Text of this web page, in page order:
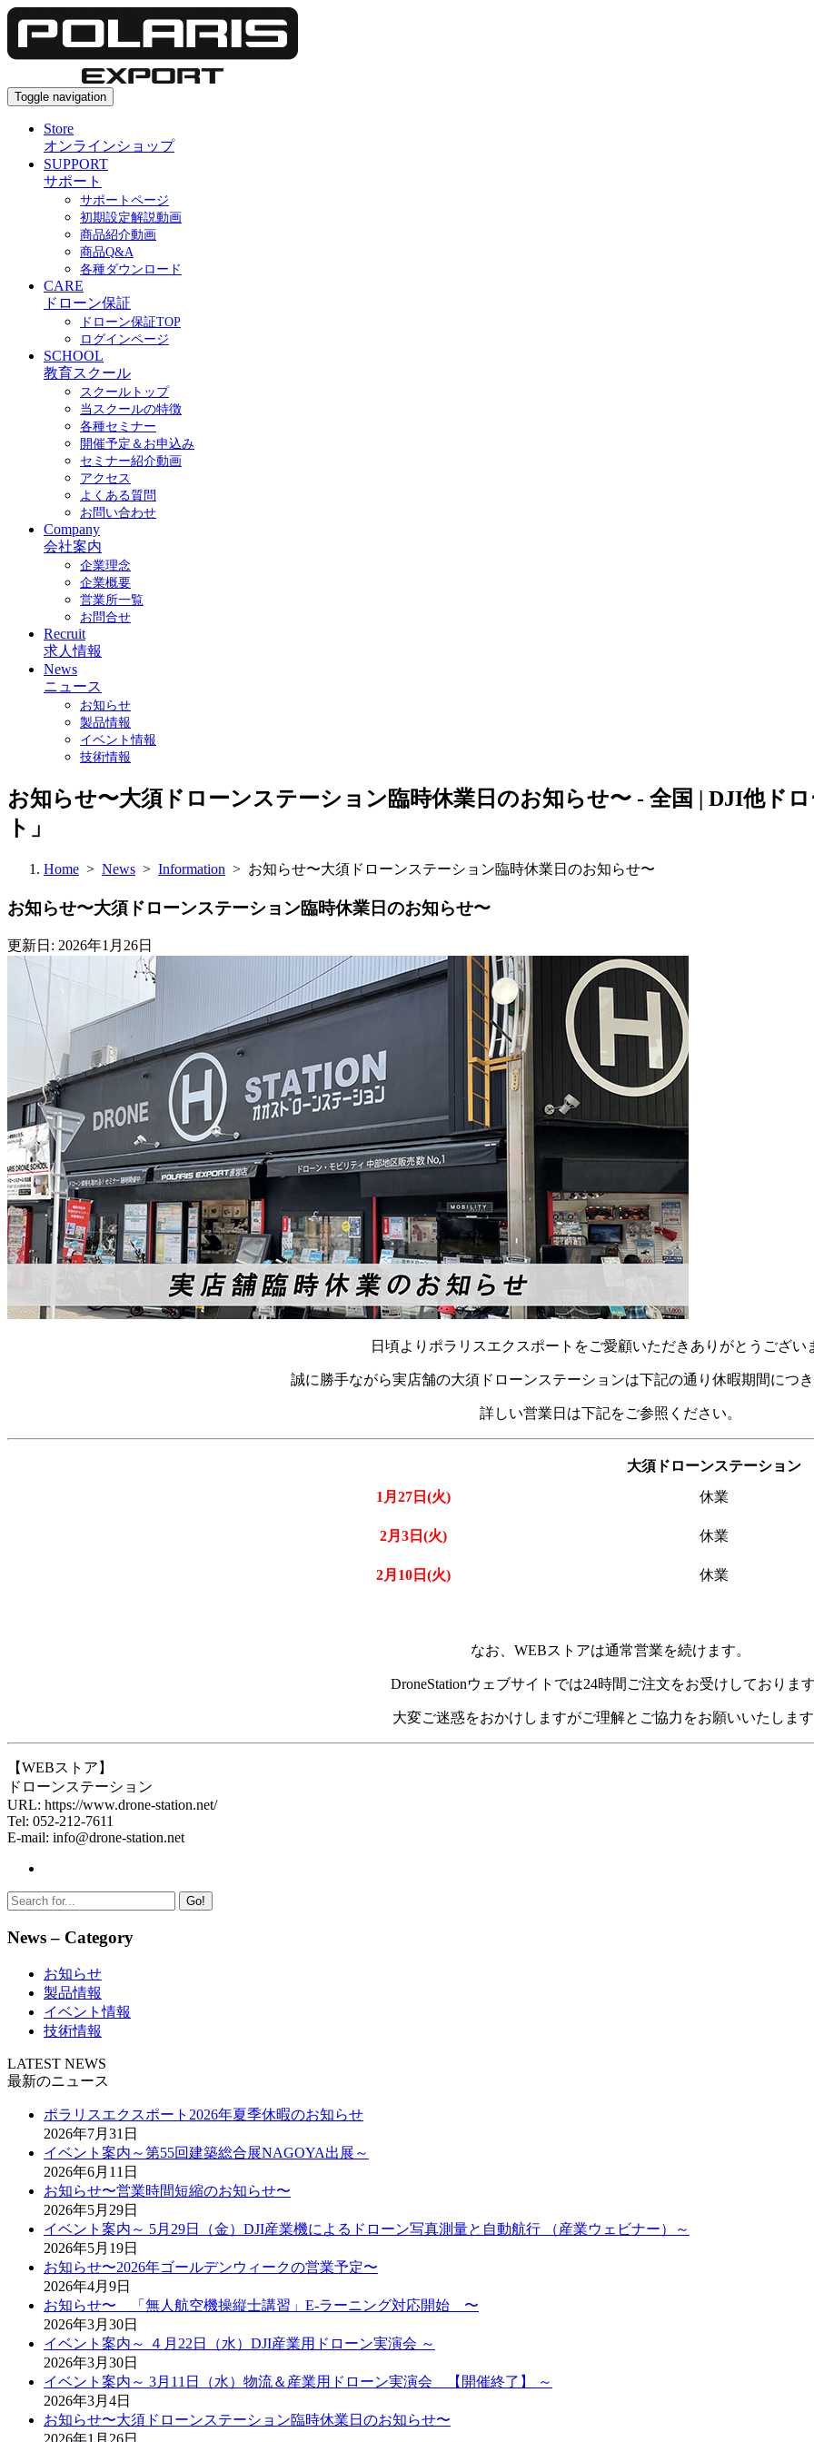
Toggle navigation
Store
オンラインショップ
SUPPORT
サポート
サポートページ
初期設定解説動画
商品紹介動画
商品Q&A
各種ダウンロード
CARE
ドローン保証
ドローン保証TOP
ログインページ
SCHOOL
教育スクール
スクールトップ
当スクールの特徴
各種セミナー
開催予定＆お申込み
セミナー紹介動画
アクセス
よくある質問
お問い合わせ
Company
会社案内
企業理念
企業概要
営業所一覧
お問合せ
Recruit
求人情報
News
ニュース
お知らせ
製品情報
イベント情報
技術情報
お知らせ〜大須ドローンステーション臨時休業日のお知らせ〜 - 全国 | DJI他ド
ト」
Home > News > Information > お知らせ〜大須ドローンステーション臨時休業日のお知らせ〜
お知らせ〜大須ドローンステーション臨時休業日のお知らせ〜
更新日: 2026年1月26日
日頃よりポラリスエクスポートをご愛顧いただきありがとうござい
誠に勝手ながら実店舗の大須ドローンステーションは下記の通り休暇期間につ
詳しい営業日は下記をご参照ください。
大須ドローンステーション
1月27日(火)
休業
2月3日(火) 休業
2月10日(火) 休業
なお、WEBストアは通常営業を続けます。
DroneStationウェブサイトでは24時間ご注文をお受けしておりま
大変ご迷惑をおかけしますがご理解とご協力をお願いいたしま
【WEBストア】
ドローンステーション
URL: https://www.drone-station.net/
Tel: 052-212-7611
E-mail: info@drone-station.net
Go!
News – Category
お知らせ
製品情報
イベント情報
技術情報
LATEST NEWS
最新のニュース
ポラリスエクスポート2026年夏季休暇のお知らせ
2026年7月31日
イベント案内～第55回建築総合展NAGOYA出展～
2026年6月11日
お知らせ〜営業時間短縮のお知らせ〜
2026年5月29日
イベント案内～ 5月29日（金）DJI産業機によるドローン写真測量と自動航行 （産業ウェビナー）～
2026年5月19日
お知らせ〜2026年ゴールデンウィークの営業予定〜
2026年4月9日
お知らせ〜 「無人航空機操縦士講習」E-ラーニング対応開始 〜
2026年3月30日
イベント案内～ ４月22日（水）DJI産業用ドローン実演会 ～
2026年3月30日
イベント案内～ 3月11日（水）物流＆産業用ドローン実演会 【開催終了】 ～
2026年3月4日
お知らせ〜大須ドローンステーション臨時休業日のお知らせ〜
2026年1月26日